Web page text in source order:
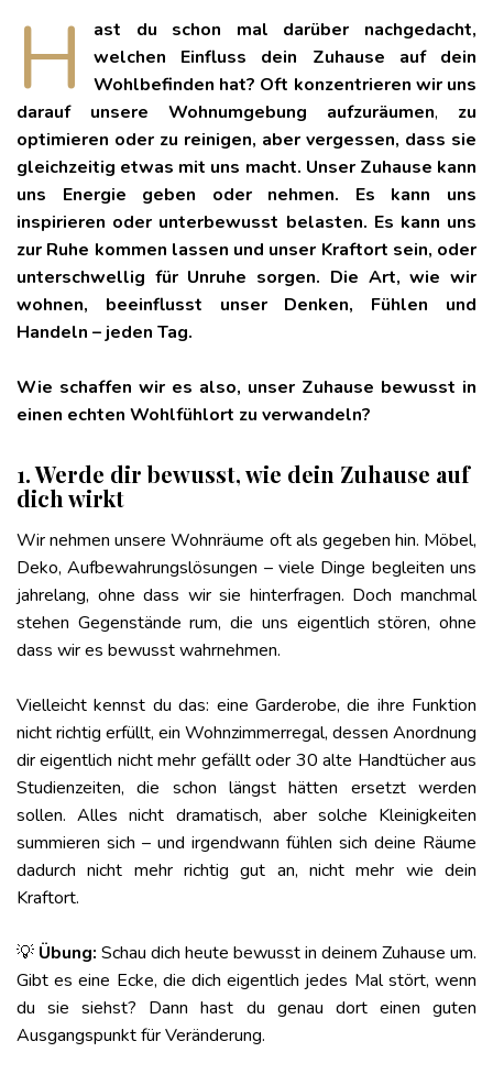
H
ast du schon mal darüber nachgedacht,
welchen Einfluss dein Zuhause auf dein
Wohlbefinden hat? Oft konzentrieren wir uns
darauf unsere Wohnumgebung aufzuräumen, zu
optimieren oder zu reinigen, aber vergessen, dass sie
gleichzeitig etwas mit uns macht. Unser Zuhause kann
uns Energie geben oder nehmen. Es kann uns
inspirieren oder unterbewusst belasten. Es kann uns
zur Ruhe kommen lassen und unser Kraftort sein, oder
unterschwellig für Unruhe sorgen. Die Art, wie wir
wohnen, beeinflusst unser Denken, Fühlen und
Handeln – jeden Tag.
Wie schaffen wir es also, unser Zuhause bewusst in
einen echten Wohlfühlort zu verwandeln?
1. Werde dir bewusst, wie dein Zuhause auf
dich wirkt
Wir nehmen unsere Wohnräume oft als gegeben hin. Möbel,
Deko, Aufbewahrungslösungen – viele Dinge begleiten uns
jahrelang, ohne dass wir sie hinterfragen. Doch manchmal
stehen Gegenstände rum, die uns eigentlich stören, ohne
dass wir es bewusst wahrnehmen.
Vielleicht kennst du das: eine Garderobe, die ihre Funktion
nicht richtig erfüllt, ein Wohnzimmerregal, dessen Anordnung
dir eigentlich nicht mehr gefällt oder 30 alte Handtücher aus
Studienzeiten, die schon längst hätten ersetzt werden
sollen. Alles nicht dramatisch, aber solche Kleinigkeiten
summieren sich – und irgendwann fühlen sich deine Räume
dadurch nicht mehr richtig gut an, nicht mehr wie dein
Kraftort.
💡 Übung: Schau dich heute bewusst in deinem Zuhause um.
Gibt es eine Ecke, die dich eigentlich jedes Mal stört, wenn
du sie siehst? Dann hast du genau dort einen guten
Ausgangspunkt für Veränderung.